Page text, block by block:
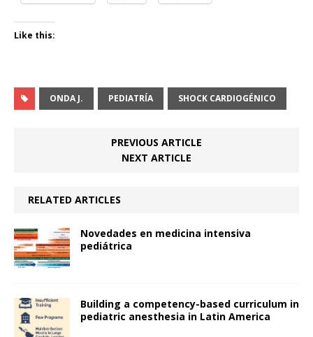
Like this:
ONDA J. PEDIATRÍA SHOCK CARDIOGÉNICO
PREVIOUS ARTICLE
NEXT ARTICLE
RELATED ARTICLES
Novedades en medicina intensiva
pediátrica
Building a competency-based curriculum in
pediatric anesthesia in Latin America